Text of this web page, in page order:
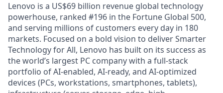
Lenovo is a US$69 billion revenue global technology
powerhouse, ranked #196 in the Fortune Global 500,
and serving millions of customers every day in 180
markets. Focused on a bold vision to deliver Smarter
Technology for All, Lenovo has built on its success as
the world’s largest PC company with a full-stack
portfolio of AI-enabled, AI-ready, and AI-optimized
devices (PCs, workstations, smartphones, tablets),